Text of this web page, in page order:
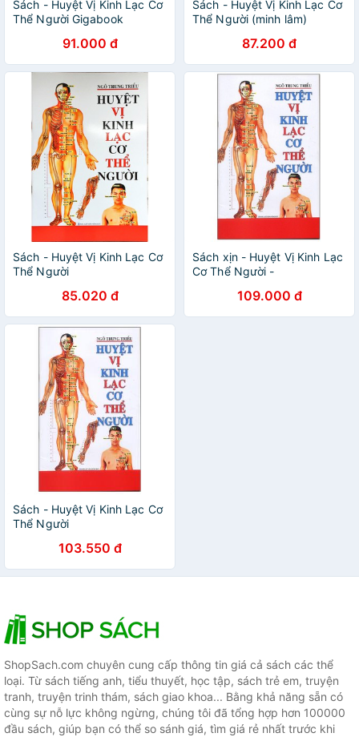
Sách - Huyệt Vị Kinh Lạc Cơ
Thể Người Gigabook
91.000 đ
Sách - Huyệt Vị Kinh Lạc Cơ
Thể Người (minh lâm)
87.200 đ
Sách - Huyệt Vị Kinh Lạc Cơ
Thể Người
85.020 đ
Sách xịn - Huyệt Vị Kinh Lạc
Cơ Thể Người -
109.000 đ
Sách - Huyệt Vị Kinh Lạc Cơ
Thể Người
103.550 đ
ShopSach.com chuyên cung cấp thông tin giá cả sách các thể
loại. Từ sách tiếng anh, tiểu thuyết, học tập, sách trẻ em, truyện
tranh, truyện trinh thám, sách giao khoa... Bằng khả năng sẵn có
cùng sự nỗ lực không ngừng, chúng tôi đã tổng hợp hơn 100000
đầu sách, giúp bạn có thể so sánh giá, tìm giá rẻ nhất trước khi